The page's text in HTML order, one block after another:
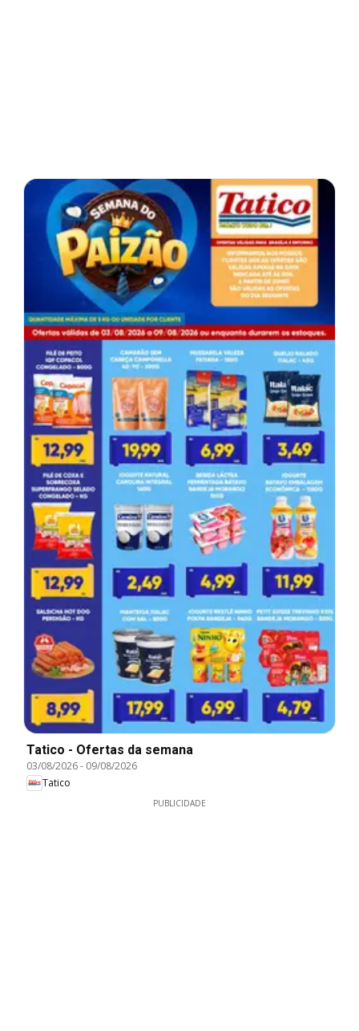
Tatico - Ofertas da semana
03/08/2026- 09/08/2026
Tatico
PUBLICIDADE